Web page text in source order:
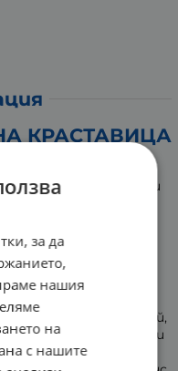
КРАСТАВИЦА
на краставица и
и тонизира
която почиства
и зелен чай,
и тонизиращи
за да
нашия
на
с нашите